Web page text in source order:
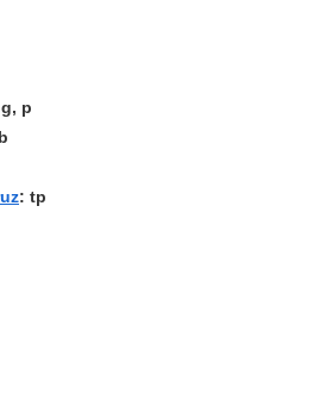
p
: tp